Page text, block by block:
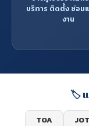
บริการ ติดตั้ง ซ่อม
งาน
🏷️ แ
TOA